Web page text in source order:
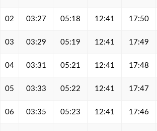
02 03:27 05:18 12:41 17:50
03 03:29 05:19 12:41 17:49
04 03:31 05:21 12:41 17:48
05 03:33 05:22 12:41 17:47
06 03:35 05:23 12:41 17:46